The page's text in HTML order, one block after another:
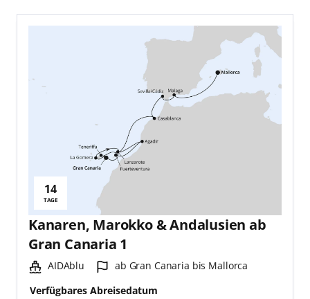
Kanaren, Marokko & Andalusien ab
Gran Canaria 1
Schiff:
AIDAblu Hafen:
ab Gran Canaria bis Mallorca
Verfügbares Abreisedatum
Reisedauer:
14
TAGE